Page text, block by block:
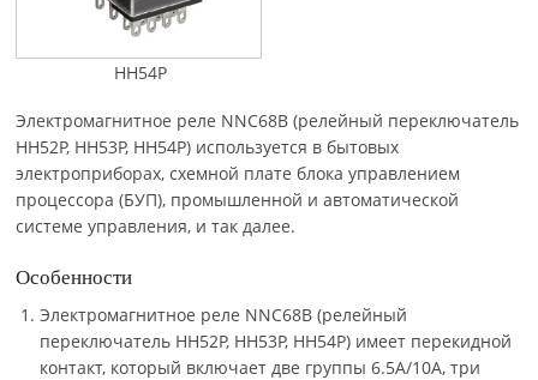
HH54P
Электромагнитное реле NNC68B (релейный переключатель
HH52P, HH53P, HH54P) используется в бытовых
электроприборах, схемной плате блока управлением
процессора (БУП), промышленной и автоматической
системе управления, и так далее.
Особенности
Электромагнитное реле NNC68B (релейный
переключатель HH52P, HH53P, HH54P) имеет перекидной
контакт, который включает две группы 6.5A/10A, три